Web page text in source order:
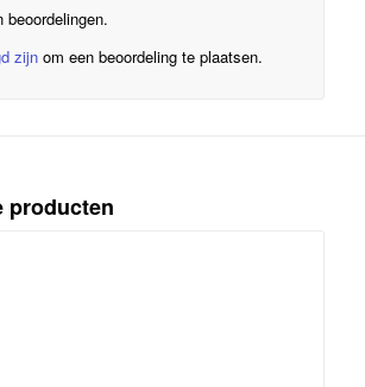
beoordelingen.
zijnom een beoordeling te plaatsen.
producten